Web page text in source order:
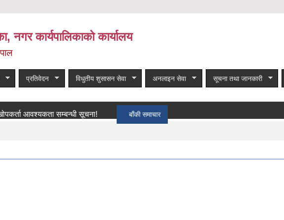
नगर कार्यपालिकाको कार्यालय
प्रतिवेदन विधुतीय शुसासन सेवा अनलाइन सेवा सूचना तथा जानकारी
आवश्यकता सम्बन्धी सूचना! बाँकी समाचार